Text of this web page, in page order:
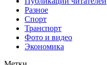
Разное
Спорт
Транспорт
Фото и видео
Экономика